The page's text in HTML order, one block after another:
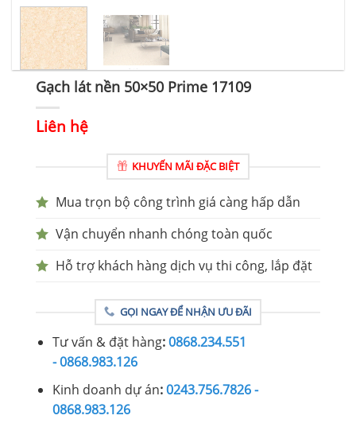
Gạch lát nền 50×50 Prime 17109
Liên hệ
KHUYẾN MÃI ĐẶC BIỆT
Mua trọn bộ công trình giá càng hấp dẫn
Vận chuyển nhanh chóng toàn quốc
Hỗ trợ khách hàng dịch vụ thi công, lắp đặt
GỌI NGAY ĐỂ NHẬN ƯU ĐÃI
Tư vấn & đặt hàng:0868.234.551
- 0868.983.126
Kinh doanh dự án:0243.756.7826 -
0868.983.126